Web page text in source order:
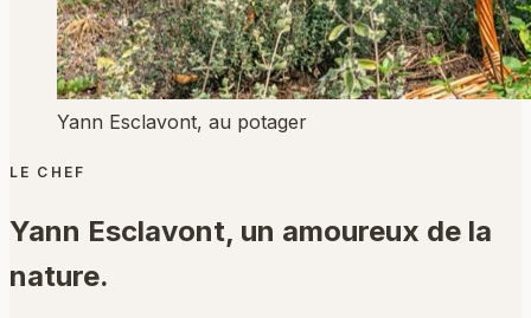
Yann Esclavont, au potager
LE CHEF
Yann Esclavont, un amoureux de la
nature.